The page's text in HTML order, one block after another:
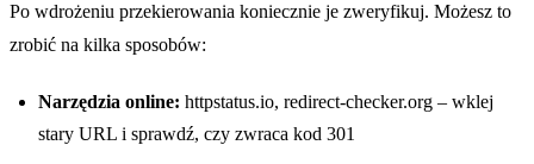
Po wdrożeniu przekierowania koniecznie je zweryfikuj. Możesz to
zrobić na kilka sposobów:
Narzędzia online: httpstatus.io, redirect-checker.org – wklej
stary URL i sprawdź, czy zwraca kod 301